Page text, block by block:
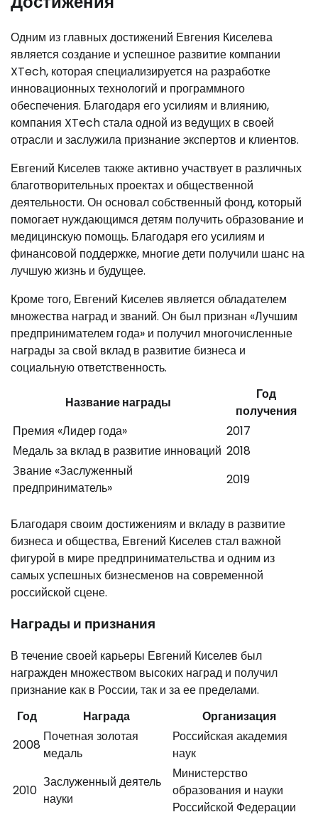
Одним из главных достижений Евгения Киселева
является создание и успешное развитие компании
XTech, которая специализируется на разработке
инновационных технологий и программного
обеспечения. Благодаря его усилиям и влиянию,
компания XTech стала одной из ведущих в своей
отрасли и заслужила признание экспертов и клиентов.
Евгений Киселев также активно участвует в различных
благотворительных проектах и общественной
деятельности. Он основал собственный фонд, который
помогает нуждающимся детям получить образование и
медицинскую помощь. Благодаря его усилиям и
финансовой поддержке, многие дети получили шанс на
лучшую жизнь и будущее.
Кроме того, Евгений Киселев является обладателем
множества наград и званий. Он был признан «Лучшим
предпринимателем года» и получил многочисленные
награды за свой вклад в развитие бизнеса и
социальную ответственность.
Название награды
Год
получения
Премия «Лидер года»
2017
Медаль за вклад в развитие инноваций 2018
Звание «Заслуженный
предприниматель»
2019
Благодаря своим достижениям и вкладу в развитие
бизнеса и общества, Евгений Киселев стал важной
фигурой в мире предпринимательства и одним из
самых успешных бизнесменов на современной
российской сцене.
Награды и признания
В течение своей карьеры Евгений Киселев был
награжден множеством высоких наград и получил
признание как в России, так и за ее пределами.
Год
Награда
Организация
2008
Почетная золотая
медаль
Российская академия
наук
2010
Заслуженный деятель
науки
Министерство
образования и науки
Российской Федерации